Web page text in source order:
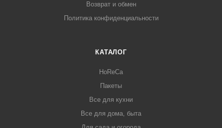
Возврат и обмен
Политика конфиденциальности
КАТАЛОГ
HoReCa
Пакеты
Все для кухни
Все для дома, быта